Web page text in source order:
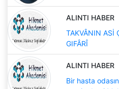
ALINTI HABER
TAKVÂNIN ASİ
GIFÂRÎ
ALINTI HABER
Bir hasta